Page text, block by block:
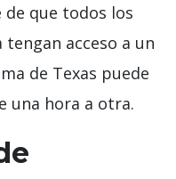
de que todos los
acceso a un
de Texas puede
una hora a otra.